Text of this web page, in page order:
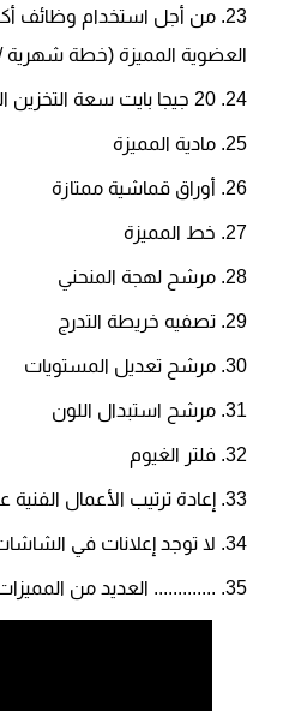
من أجل استخدام وظائف
العضوية المميزة (خطة
20 جيجا بايت سعة التخزين السحابي
مادية المميزة
أوراق قماشية ممتازة
خط المميزة
مرشح لهجة المنحني
تصفيه خريطة التدرج
مرشح تعدیل المستویات
مرشح استبدال اللون
فلتر الغيوم
إعادة ترتيب الأعمال
لا توجد إعلانات في
............. العديد من